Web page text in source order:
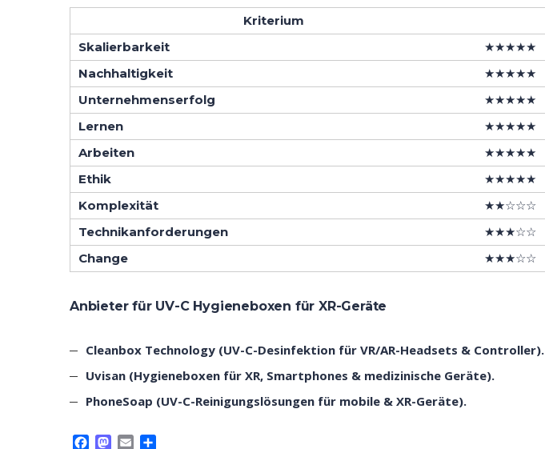
Kriterium
Skalierbarkeit
★★★★★
Nachhaltigkeit
★★★★★
Unternehmenserfolg
★★★★★
Lernen
★★★★★
Arbeiten
★★★★★
Ethik
★★★★★
Komplexität
★★☆☆☆
Technikanforderungen
★★★☆☆
Change
★★★☆☆
Anbieter für UV-C Hygieneboxen für XR-Geräte
Cleanbox Technology (UV-C-Desinfektion für VR/AR-Headsets & Controller).
Uvisan (Hygieneboxen für XR, Smartphones & medizinische Geräte).
PhoneSoap (UV-C-Reinigungslösungen für mobile & XR-Geräte).
Facebook
Mastodon
Email